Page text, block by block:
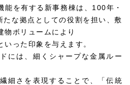
能を有する新事務棟は、100年・
な拠点としての役割を担い、敷
物ボリュームにより
いった印象を与えます。
には、細くシャープな金属ルー
細さを表現することで、「伝統